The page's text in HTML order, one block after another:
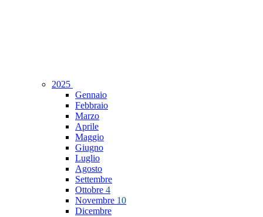
2025
Gennaio
Febbraio
Marzo
Aprile
Maggio
Giugno
Luglio
Agosto
Settembre
Ottobre 4
Novembre 10
Dicembre